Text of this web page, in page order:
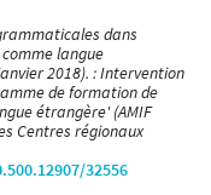
dans
langue
2018). : Intervention
de formation de
étrangère' (AMIF
Centres régionaux
32556